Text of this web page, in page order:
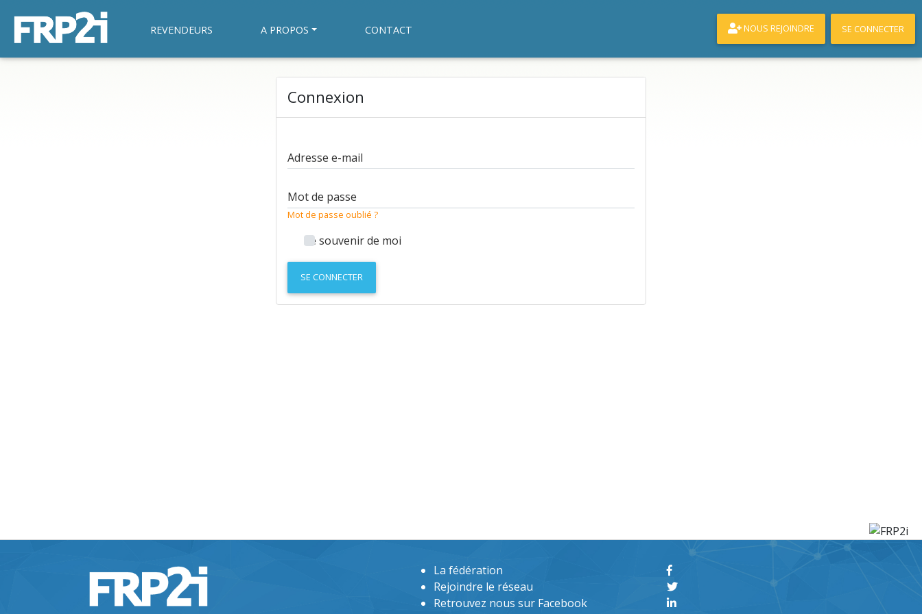
REVENDEURS A PROPOS CONTACT NOUS REJOINDRE SE CONNECTER
Connexion
Adresse e-mail
Mot de passe
Mot de passe oublié ?
Se souvenir de moi
SE CONNECTER
La fédération
Rejoindre le réseau
Retrouvez nous sur Facebook